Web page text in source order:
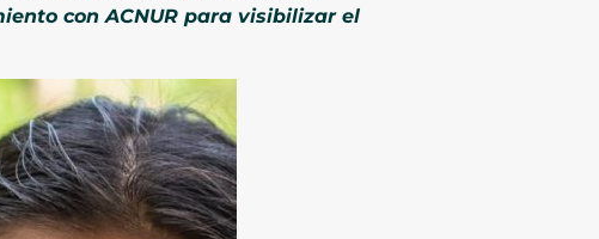
con ACNUR para visibilizar el